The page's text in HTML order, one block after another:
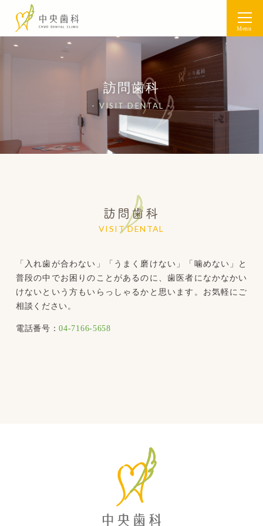
Menu
訪問歯科
VISIT DENTAL
訪問歯科
VISIT DENTAL
「入れ歯が合わない」「うまく磨けない」「噛めない」と
普段の中でお困りのことがあるのに、歯医者になかなかい
けないという方もいらっしゃるかと思います。お気軽にご
相談ください。
電話番号：04-7166-5658